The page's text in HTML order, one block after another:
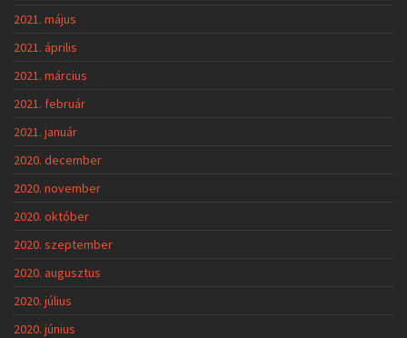
2021. május
2021. április
2021. március
2021. február
2021. január
2020. december
2020. november
2020. október
2020. szeptember
2020. augusztus
2020. július
2020. június